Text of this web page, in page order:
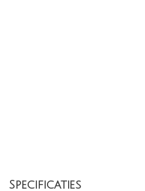
Specificaties